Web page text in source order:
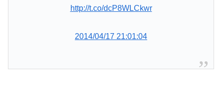
http://t.co/dcP8WLCkwr
2014/04/17 21:01:04